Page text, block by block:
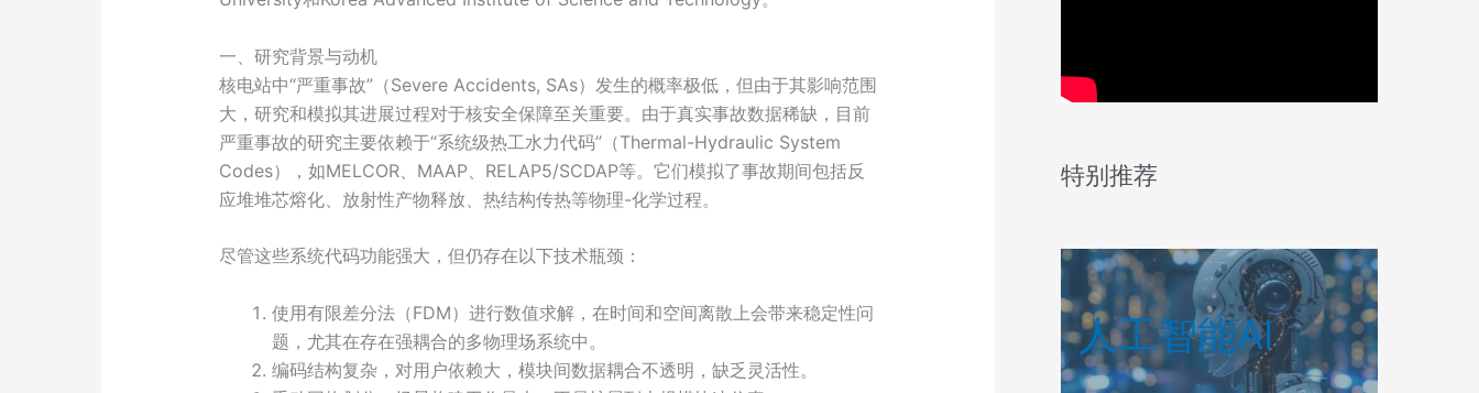
一、研究背景与动机
核电站中“严重事故”（Severe Accidents, SAs）发生的概率极低，但由于其影响范围
大，研究和模拟其进展过程对于核安全保障至关重要。由于真实事故数据稀缺，目前
严重事故的研究主要依赖于“系统级热工水力代码”（Thermal-Hydraulic System
Codes），如MELCOR、MAAP、RELAP5/SCDAP等。它们模拟了事故期间包括反
应堆堆芯熔化、放射性产物释放、热结构传热等物理-化学过程。
尽管这些系统代码功能强大，但仍存在以下技术瓶颈：
使用有限差分法（FDM）进行数值求解，在时间和空间离散上会带来稳定性问
题，尤其在存在强耦合的多物理场系统中。
编码结构复杂，对用户依赖大，模块间数据耦合不透明，缺乏灵活性。
特别推荐
人工智能AI